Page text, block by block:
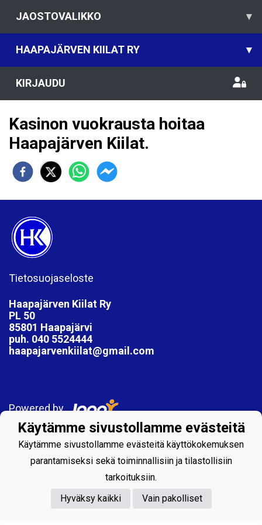
JAOSTOVALIKKO ▾
HAAPAJÄRVEN KIILAT RY ▾
KIRJAUDU
Kasinon vuokrausta hoitaa
Haapajärven Kiilat.
Tietosuojaseloste
Haapajärven Kiilat Ry
PL 50
85801 Haapajärvi
puh. 040 5524444
haapajarvenkiilat@gmail.com
Powered by
Käytämme sivustollamme evästeitä
Käytämme sivustollamme evästeitä käyttökokemuksen
parantamiseksi sekä toiminnallisiin ja tilastollisiin
tarkoituksiin.
Hyväksy kaikki
Vain pakolliset